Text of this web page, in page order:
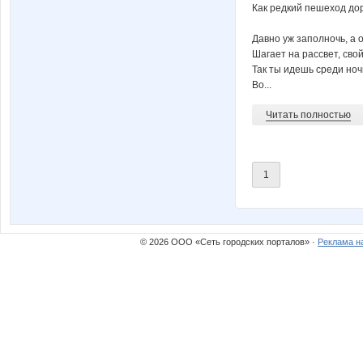
Первое апреля
Как редкий пешеход
Давно уж заполночь, а
Шагает на рассвет,
Так ты идешь среди
Во...
Читать полностью
1
© 2026 ООО «Сеть городских порталов» · Реклама